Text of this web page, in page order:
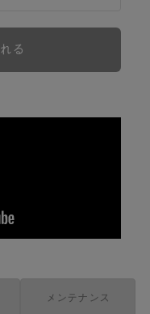
る
メンテナンス